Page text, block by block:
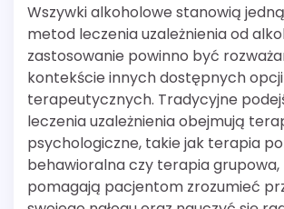
Wszywki alkoholowe stanowią
metod leczenia uzależnienia od
zastosowanie powinno być
kontekście innych dostępnych opcji
terapeutycznych. Tradycyjne
leczenia uzależnienia obejmują
psychologiczne, takie jak terapia
behawioralna czy terapia
pomagają pacjentom zrozumieć